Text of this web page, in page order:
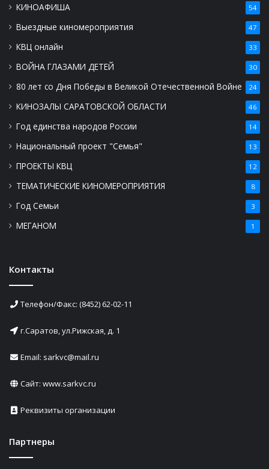
КИНОАФИША 54
Выездные киномероприятия 47
КВЦ онлайн 33
ВОЙНА ГЛАЗАМИ ДЕТЕЙ 30
80 лет со Дня Победы в Великой Отечественной Войне 24
КИНОЗАЛЫ САРАТОВСКОЙ ОБЛАСТИ 46
Год единства народов России 14
Национальный проект "Семья" 13
ПРОЕКТЫ КВЦ 12
ТЕМАТИЧЕСКИЕ КИНОМЕРОПРИЯТИЯ 8
Год Семьи 3
МЕГАНОМ 1
Контакты
Телефон/Факс: (8452) 62-02-11
г.Саратов, ул.Рижская, д. 1
Email: sarkvc@mail.ru
Сайт: www.sarkvc.ru
Реквизиты организации
Партнеры